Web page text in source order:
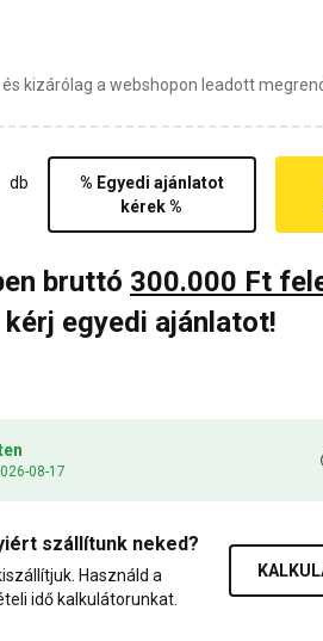
kizárólag a webshopon leadott
db
% Egyedi ajánlatot
kérek %
bruttó 300.000 Ft
egyedi ajánlatot!
08-17
szállítunk neked?
Használd a
idő kalkulátorunkat.